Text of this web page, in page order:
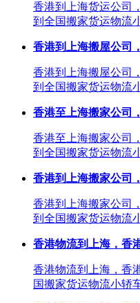
香港到上海货运公司
到全国搬家货运物流
香港到上海搬屋公司
香港到上海搬屋公司
到全国搬家货运物流
香港至上海搬家公司
香港至上海搬家公司
到全国搬家货运物流
香港到上海搬家公司
香港到上海搬家公司
到全国搬家货运物流
香港物流到上海，香
香港物流到上海，香
国搬家货运物流小轿